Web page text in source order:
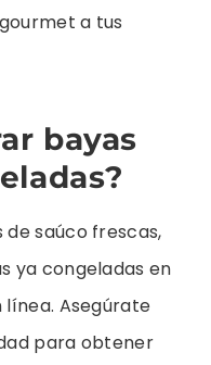
a tus
bayas
de saúco frescas,
ya congeladas en
línea. Asegúrate
para obtener